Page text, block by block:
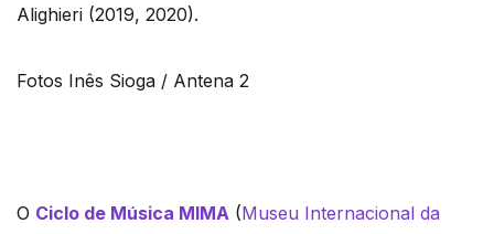
Alighieri (2019, 2020).
Fotos Inês Sioga / Antena 2
O Ciclo de Música MIMA (Museu Internacional da